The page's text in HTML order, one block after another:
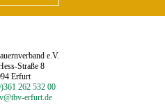
e.V.
Straße 8
Erfurt
262 532 00
erfurt.de